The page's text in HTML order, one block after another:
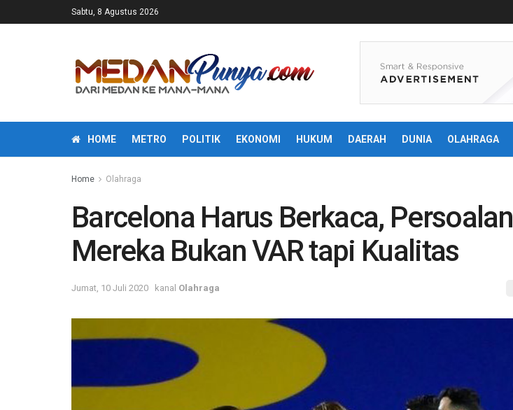
Sabtu, 8 Agustus 2026
HOME METRO POLITIK EKONOMI HUKUM DAERAH DUNIA OLAHRAGA
Home Olahraga
Barcelona Harus Berkaca, Persoalan
Mereka Bukan VAR tapi Kualitas
Jumat, 10 Juli 2020 kanal Olahraga